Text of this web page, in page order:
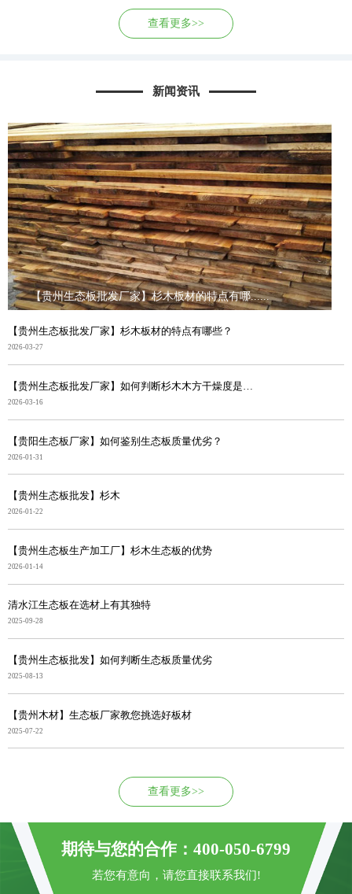
查看更多>>
新闻资讯
【贵州生态板批发厂家】杉木板材的特点有哪......
【贵州生态板批发厂家】杉木板材的特点有哪些？
2026-03-27
2026-03-16
【贵阳生态板厂家】如何鉴别生态板质量优劣？
2026-01-31
【贵州生态板批发】杉木
2026-01-22
【贵州生态板生产加工厂】杉木生态板的优势
2026-01-14
清水江生态板在选材上有其独特
2025-09-28
【贵州生态板批发】如何判断生态板质量优劣
2025-08-13
【贵州木材】生态板厂家教您挑选好板材
2025-07-22
查看更多>>
期待与您的合作：400-050-6799
若您有意向，请您直接联系我们!